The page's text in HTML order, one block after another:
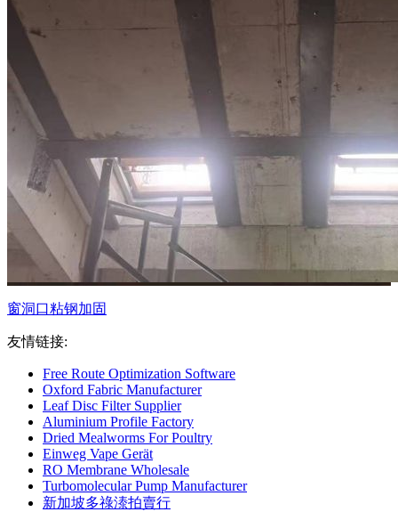
窗洞口粘钢加固
友情链接:
Free Route Optimization Software
Oxford Fabric Manufacturer
Leaf Disc Filter Supplier
Aluminium Profile Factory
Dried Mealworms For Poultry
Einweg Vape Gerät
RO Membrane Wholesale
Turbomolecular Pump Manufacturer
新加坡多祿溙拍賣行